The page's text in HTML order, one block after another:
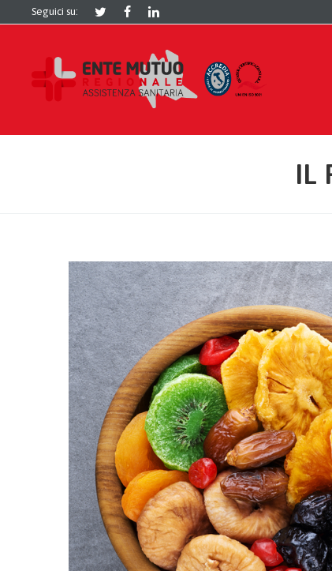
Seguici su:
IL